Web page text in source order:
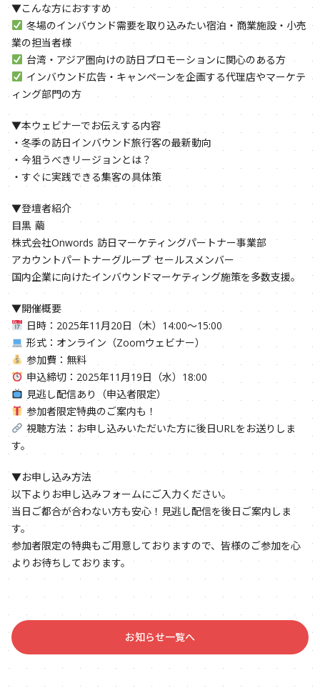
▼こんな方におすすめ
冬場のインバウンド需要を取り込みたい宿泊・商業施設・小売
業の担当者様
台湾・アジア圏向けの訪日プロモーションに関心のある方
インバウンド広告・キャンペーンを企画する代理店やマーケテ
ィング部門の方
▼本ウェビナーでお伝えする内容
・冬季の訪日インバウンド旅行客の最新動向
・今狙うべきリージョンとは？
・すぐに実践できる集客の具体策
▼登壇者紹介
目黒 繭
株式会社Onwords 訪日マーケティングパートナー事業部
アカウントパートナーグループ セールスメンバー
国内企業に向けたインバウンドマーケティング施策を多数支援。
▼開催概要
日時：2025年11月20日（木）14:00〜15:00
形式：オンライン（Zoomウェビナー）
参加費：無料
申込締切：2025年11月19日（水）18:00
見逃し配信あり（申込者限定）
参加者限定特典のご案内も！
視聴方法：お申し込みいただいた方に後日URLをお送りしま
す。
▼お申し込み方法
以下よりお申し込みフォームにご入力ください。
当日ご都合が合わない方も安心！見逃し配信を後日ご案内しま
す。
参加者限定の特典もご用意しておりますので、皆様のご参加を心
よりお待ちしております。
お知らせ一覧へ